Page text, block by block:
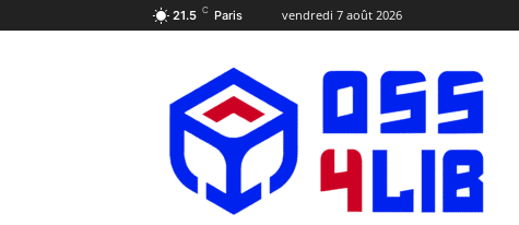
21.5 C Paris vendredi 7 août 2026